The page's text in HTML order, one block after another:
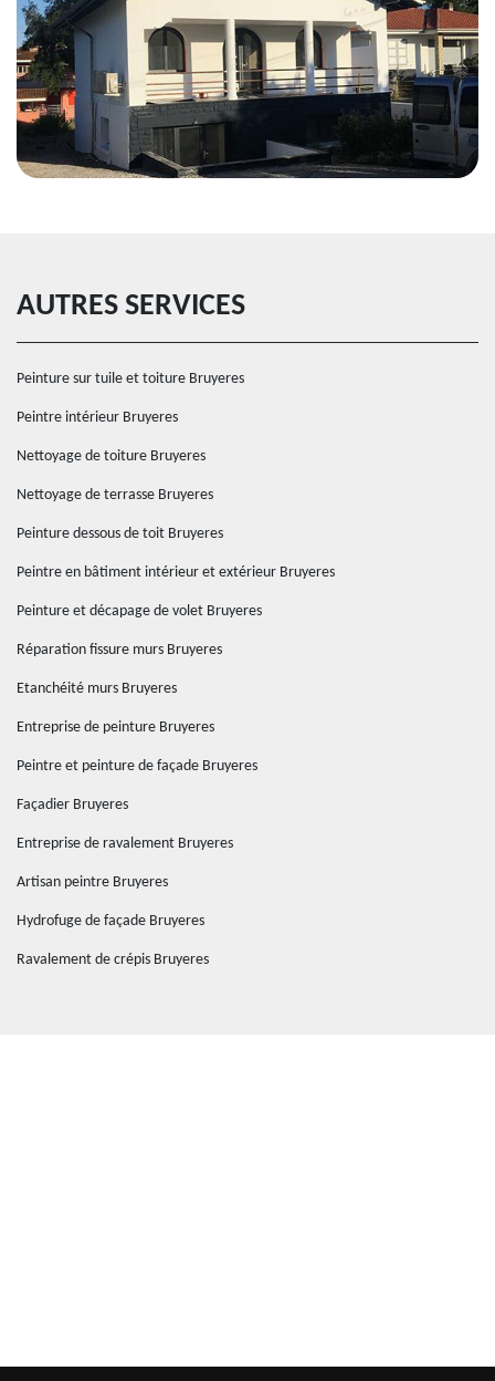
AUTRES SERVICES
Peinture sur tuile et toiture Bruyeres
Peintre intérieur Bruyeres
Nettoyage de toiture Bruyeres
Nettoyage de terrasse Bruyeres
Peinture dessous de toit Bruyeres
Peintre en bâtiment intérieur et extérieur Bruyeres
Peinture et décapage de volet Bruyeres
Réparation fissure murs Bruyeres
Etanchéité murs Bruyeres
Entreprise de peinture Bruyeres
Peintre et peinture de façade Bruyeres
Façadier Bruyeres
Entreprise de ravalement Bruyeres
Artisan peintre Bruyeres
Hydrofuge de façade Bruyeres
Ravalement de crépis Bruyeres